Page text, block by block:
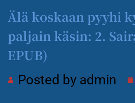
Älä koskaan pyyhi
paljain käsin: 2.
EPUB)
Posted by admin